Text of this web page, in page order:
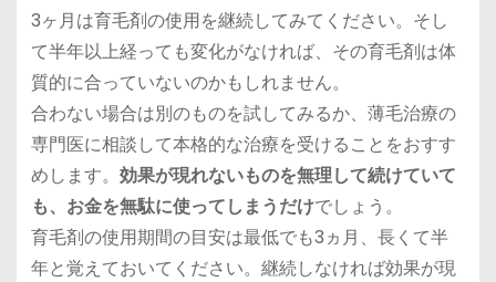
3ヶ月は育毛剤の使用を継続してみてください。そし
て半年以上経っても変化がなければ、その育毛剤は体
質的に合っていないのかもしれません。
合わない場合は別のものを試してみるか、薄毛治療の
専門医に相談して本格的な治療を受けることをおすす
めします。 効果が現れないものを無理して続けていて
も、お金を無駄に使ってしまうだけでしょう。
育毛剤の使用期間の目安は最低でも3ヵ月、長くて半
年と覚えておいてください。継続しなければ効果が現